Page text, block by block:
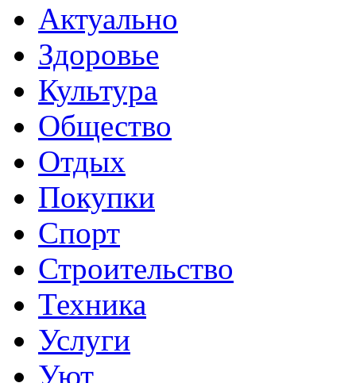
Актуально
Здоровье
Культура
Общество
Отдых
Покупки
Спорт
Строительство
Техника
Услуги
Уют